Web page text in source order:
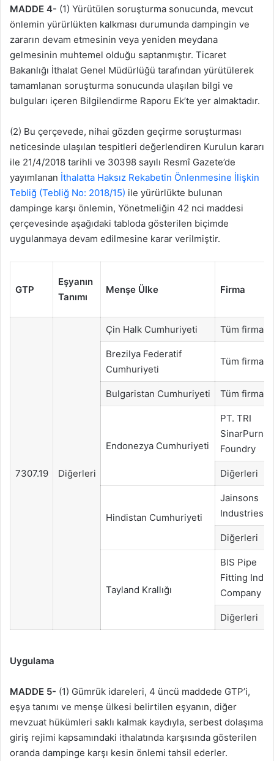
MADDE 4- (1) Yürütülen soruşturma sonucunda, mevcut
önlemin yürürlükten kalkması durumunda dampingin ve
zararın devam etmesinin veya yeniden meydana
gelmesinin muhtemel olduğu saptanmıştır. Ticaret
Bakanlığı İthalat Genel Müdürlüğü tarafından yürütülerek
tamamlanan soruşturma sonucunda ulaşılan bilgi ve
bulguları içeren Bilgilendirme Raporu Ek’te yer almaktadır.
(2) Bu çerçevede, nihai gözden geçirme soruşturması
neticesinde ulaşılan tespitleri değerlendiren Kurulun kararı
ile 21/4/2018 tarihli ve 30398 sayılı Resmî Gazete’de
yayımlanan İthalatta Haksız Rekabetin Önlenmesine İlişkin
Tebliğ (Tebliğ No: 2018/15) ile yürürlükte bulunan
dampinge karşı önlemin, Yönetmeliğin 42 nci maddesi
çerçevesinde aşağıdaki tabloda gösterilen biçimde
uygulanmaya devam edilmesine karar verilmiştir.
GTP
Eşyanın
Tanımı
Menşe Ülke Firma
7307.19 Diğerleri
Çin Halk Cumhuriyeti Tüm firmalar
Brezilya Federatif
Cumhuriyeti
Tüm firmalar
Bulgaristan Cumhuriyeti Tüm firmalar
Endonezya Cumhuriyeti
PT. TRI
Foundry
Diğerleri
Hindistan Cumhuriyeti
Jainsons
Industries
Diğerleri
Tayland Krallığı
BIS Pipe
Fitting
Company
Diğerleri
Uygulama
MADDE 5- (1) Gümrük idareleri, 4 üncü maddede GTP’i,
eşya tanımı ve menşe ülkesi belirtilen eşyanın, diğer
mevzuat hükümleri saklı kalmak kaydıyla, serbest dolaşıma
giriş rejimi kapsamındaki ithalatında karşısında gösterilen
oranda dampinge karşı kesin önlemi tahsil ederler.